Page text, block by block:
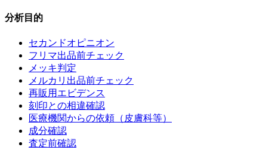
分析目的
セカンドオピニオン
フリマ出品前チェック
メッキ判定
メルカリ出品前チェック
再販用エビデンス
刻印との相違確認
医療機関からの依頼（皮膚科等）
成分確認
査定前確認